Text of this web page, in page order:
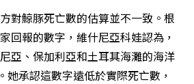
對鯨豚死亡數的估算並不一致。根
回報的數字，維什尼亞科娃認為，
亞、保加利亞和土耳其海灘的海洋
她承認這數字遠低於實際死亡數，